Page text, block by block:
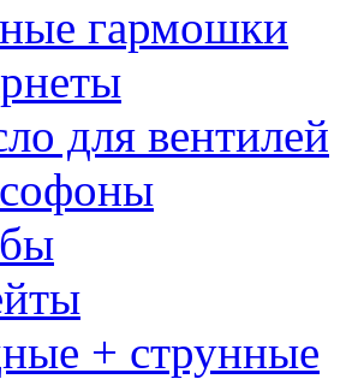
гармошки
для вентилей
+ струнные